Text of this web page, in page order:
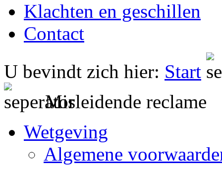
Klachten en geschillen
Contact
U bevindt zich hier: Start
Misleidende reclame
Wetgeving
Algemene